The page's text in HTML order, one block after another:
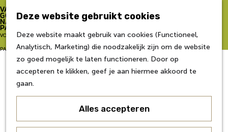
Deze website gebruikt cookies
Deze website maakt gebruik van cookies (Functioneel,
Analytisch, Marketing) die noodzakelijk zijn om de website
zo goed mogelijk te laten functioneren. Door op
accepteren te klikken, geef je aan hiermee akkoord te
gaan.
Alles accepteren
G
a
VOOR
PARTNERS
o
e
k
e
M
e
n
u
Van Gogh NP Academie
Eerste editie
Tweede editie
Derde editie
Vijfde editie
Zesde editie